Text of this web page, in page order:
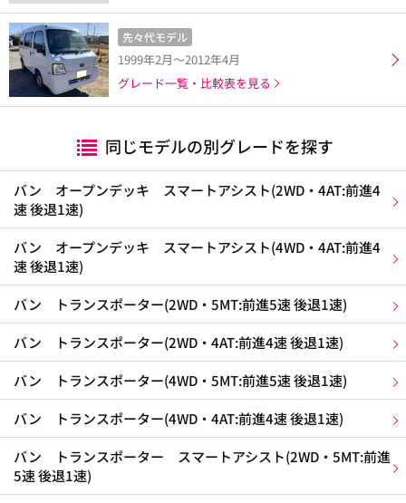
先々代モデル
1999年2月～2012年4月
グレード一覧・比較表を見る
同じモデルの別グレードを探す
バン オープンデッキ スマートアシスト(2WD・4AT:前進4
速 後退1速)
バン オープンデッキ スマートアシスト(4WD・4AT:前進4
速 後退1速)
バン トランスポーター(2WD・5MT:前進5速 後退1速)
バン トランスポーター(2WD・4AT:前進4速 後退1速)
バン トランスポーター(4WD・5MT:前進5速 後退1速)
バン トランスポーター(4WD・4AT:前進4速 後退1速)
バン トランスポーター スマートアシスト(2WD・5MT:前進
5速 後退1速)